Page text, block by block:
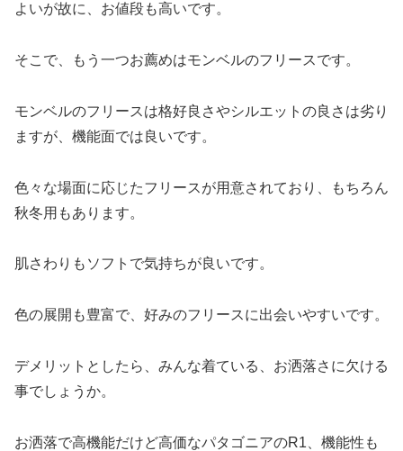
よいが故に、お値段も高いです。
そこで、もう一つお薦めはモンベルのフリースです。
モンベルのフリースは格好良さやシルエットの良さは劣り
ますが、機能面では良いです。
色々な場面に応じたフリースが用意されており、もちろん
秋冬用もあります。
肌さわりもソフトで気持ちが良いです。
色の展開も豊富で、好みのフリースに出会いやすいです。
デメリットとしたら、みんな着ている、お洒落さに欠ける
事でしょうか。
お洒落で高機能だけど高価なパタゴニアのR1、機能性も